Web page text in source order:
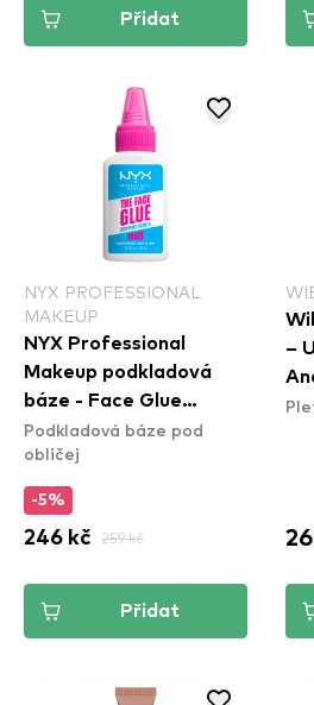
Přidat
NYX PROFESSIONAL
MAKEUP
NYX Professional
Makeup podkladová
báze - Face Glue
Gripping Makeup
Primer
Podkladová báze pod
obličej
-5%
246 kč 259 kč
Přidat
–